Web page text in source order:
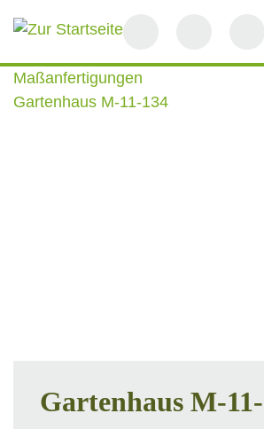
Maßanfertigungen
Gartenhaus M-11-134
Gartenhaus M-